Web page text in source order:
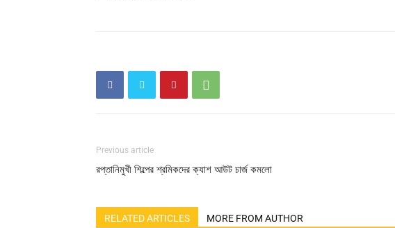
Previous article
রপ্তানিমুখী শিল্পের শ্রমিকদের ক্যাশ আউট চার্জ কমলো
RELATED ARTICLES MORE FROM AUTHOR